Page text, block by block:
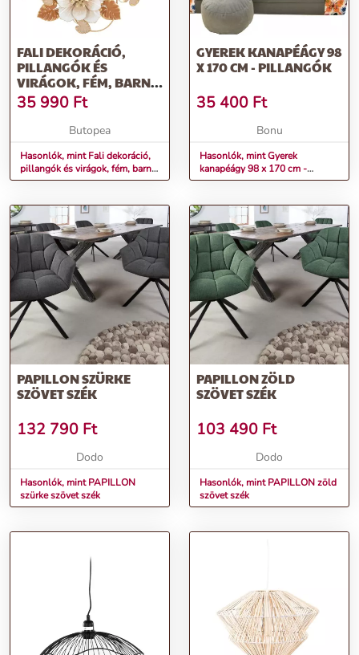
FALI DEKORÁCIÓ,
PILLANGÓK ÉS
VIRÁGOK, FÉM, BARNA
- ARANY - RONDES
35 990 Ft
Butopea
Hasonlók, mint Fali dekoráció,
pillangók és virágok, fém, barna
- arany - RONDES
GYEREK KANAPÉÁGY 98
X 170 CM - PILLANGÓK
35 400 Ft
Bonu
Hasonlók, mint Gyerek
kanapéágy 98 x 170 cm -
Pillangók
PAPILLON SZÜRKE
SZÖVET SZÉK
132 790 Ft
Dodo
Hasonlók, mint PAPILLON
szürke szövet szék
PAPILLON ZÖLD
SZÖVET SZÉK
103 490 Ft
Dodo
Hasonlók, mint PAPILLON zöld
szövet szék